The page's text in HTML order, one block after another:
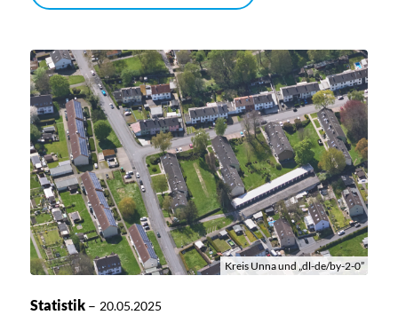
Kreis Unna und „dl-de/by-2-0”
Statistik– 20.05.2025